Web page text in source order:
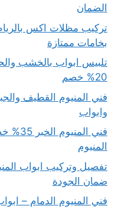
الضمان
بخامات ممتازة
تلبيس ابواب بالخشب
20% خصم
وابواب
فني
المنيوم
ضمان الجودة